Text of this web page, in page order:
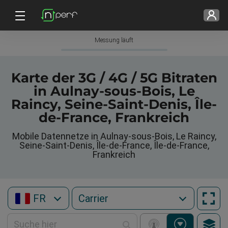
Messung läuft
Karte der 3G / 4G / 5G Bitraten
in Aulnay-sous-Bois, Le
Raincy, Seine-Saint-Denis, Île-
de-France, Frankreich
Mobile Datennetze in Aulnay-sous-Bois, Le Raincy,
Seine-Saint-Denis, Île-de-France, Île-de-France,
Frankreich
FR